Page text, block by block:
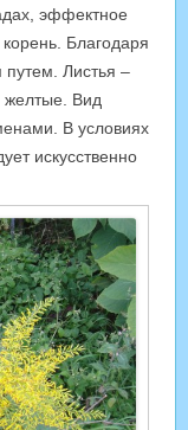
эффектное
Благодаря
путем. Листья –
желтые. Вид
В условиях
искусственно